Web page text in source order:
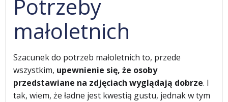
Potrzeby
małoletnich
Szacunek do potrzeb małoletnich to, przede
wszystkim, upewnienie się, że osoby
przedstawiane na zdjęciach wyglądają dobrze. I
tak, wiem, że ładne jest kwestią gustu, jednak w tym